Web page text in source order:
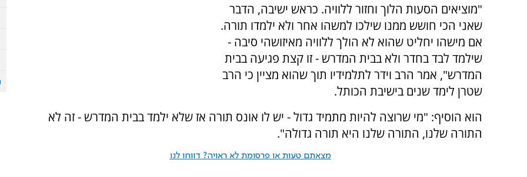
"מוציאים הסעות הלוך וחזור ללוויה. כראש ישיבה, הדבר
שאני הכי חושש ממנו שילכו למשהו אחר ולא ילמדו תורה.
אם מישהו יחליט שהוא לא הולך ללוויה מאיזושהי סיבה -
שילמד לבד בחדר ולא בבית המדרש - זו קצת פגיעה בבית
המדרש", אמר הרב וידר לתלמידיו תוך שהוא מציין כי הרב
שטרן לימד שנים בישיבת הכותל.
הוא הוסיף: "מי שרוצה להיות מתמיד גדול - יש לו אונס תורה אז שלא ילמד בבית המדרש - זה לא
התורה שלנו, התורה שלנו היא תורה גדולה".
מצאתם טעות או פרסומת לא ראויה? דווחו לנו